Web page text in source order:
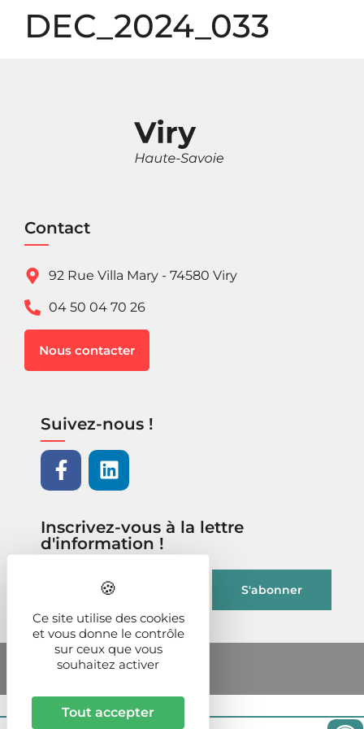
DEC_2024_033
Contact
92 Rue Villa Mary - 74580 Viry
04 50 04 70 26
Nous contacter
Suivez-nous !
Inscrivez-vous à la lettre
d'information !
Ce site utilise des cookies
et vous donne le contrôle
sur ceux que vous
souhaitez activer
Tout accepter